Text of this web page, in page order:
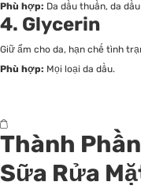
Phù hợp: Da dầu thuần, da
4. Glycerin
Giữ ẩm cho da, hạn chế tình
Phù hợp: Mọi loại da dầu.
Thành
Sữa Rửa